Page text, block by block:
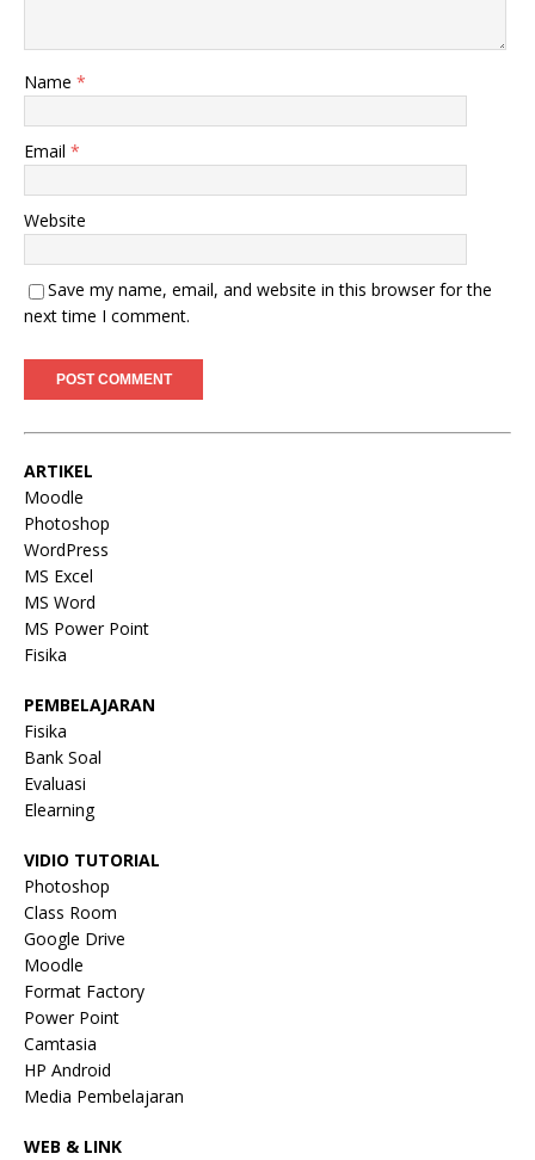
Name *
Email *
Website
Save my name, email, and website in this browser for the
next time I comment.
ARTIKEL
Moodle
Photoshop
WordPress
MS Excel
MS Word
MS Power Point
Fisika
PEMBELAJARAN
Fisika
Bank Soal
Evaluasi
Elearning
VIDIO TUTORIAL
Photoshop
Class Room
Google Drive
Moodle
Format Factory
Power Point
Camtasia
HP Android
Media Pembelajaran
WEB & LINK